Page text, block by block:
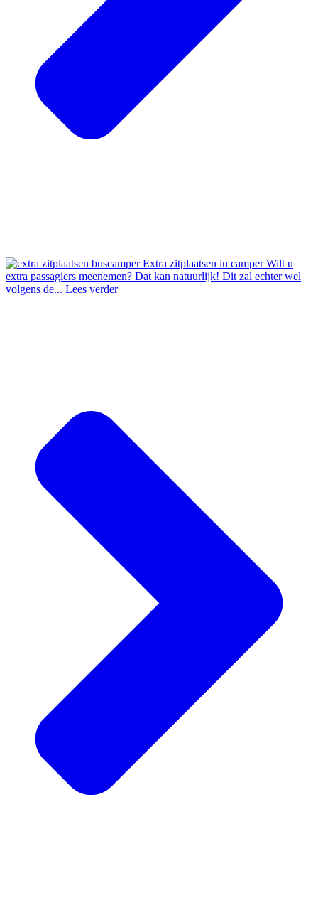
Extra zitplaatsen in camperWilt u
extra passagiers meenemen? Dat kan natuurlijk! Dit zal echter wel
volgens de... Lees verder